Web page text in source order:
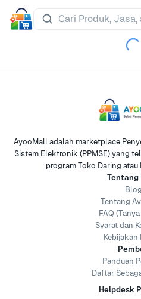
AyooMall adalah marketplace
Sistem Elektronik (PPMSE) yang
program Toko Daring atau
Tentang
Blog
Tentang
FAQ
Syarat dan
Kebijakan
Panduan
Daftar
Helpdesk